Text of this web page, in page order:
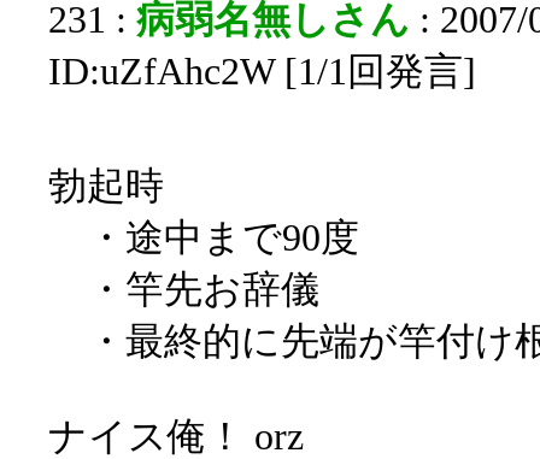
231 : 病弱名無しさん :
ID:uZfAhc2W [1/1回発言]
勃起時
・途中まで90度
・竿先お辞儀
・最終的に先端が竿付け
ナイス俺！ orz